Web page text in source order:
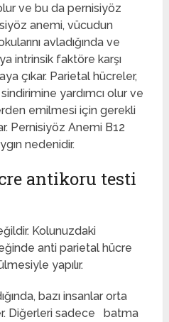
ve bu da pernisiyöz
anemi, vücudun
avladığında ve
intrinsik faktöre karşı
çıkar. Parietal hücreler,
yardımcı olur ve
emilmesi için gerekli
Pernisiyöz Anemi B12
nedenidir.
antikoru testi
Kolunuzdaki
anti parietal hücre
yapılır.
bazı insanlar orta
Diğerleri sadece batma